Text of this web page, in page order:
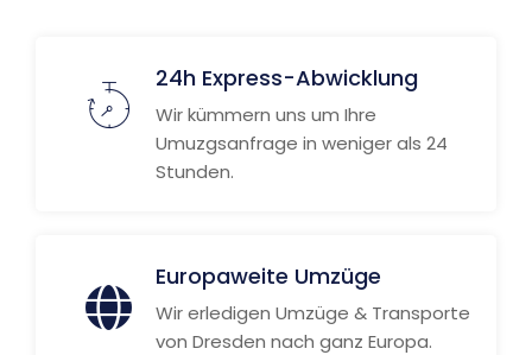
24h Express-Abwicklung
Wir kümmern uns um Ihre
Umuzgsanfrage in weniger als 24
Stunden.
Europaweite Umzüge
Wir erledigen Umzüge & Transporte
von Dresden nach ganz Europa.